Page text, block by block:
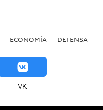
ECONOMÍA DEFENSA
VK